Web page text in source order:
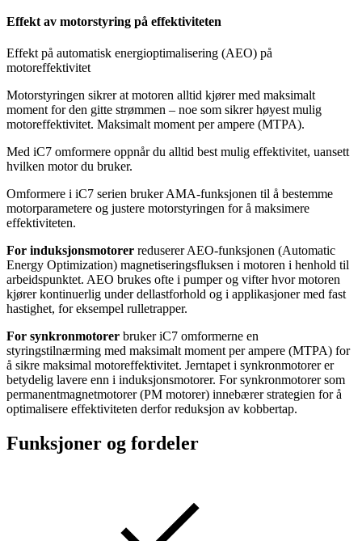
Effekt av motorstyring på effektiviteten
Effekt på automatisk energioptimalisering (AEO) på
motoreffektivitet
Motorstyringen sikrer at motoren alltid kjører med maksimalt
moment for den gitte strømmen – noe som sikrer høyest mulig
motoreffektivitet. Maksimalt moment per ampere (MTPA).
Med iC7 omformere oppnår du alltid best mulig effektivitet, uansett
hvilken motor du bruker.
Omformere i iC7 serien bruker AMA-funksjonen til å bestemme
motorparametere og justere motorstyringen for å maksimere
effektiviteten.
For induksjonsmotorer reduserer AEO-funksjonen (Automatic
Energy Optimization) magnetiseringsfluksen i motoren i henhold til
arbeidspunktet. AEO brukes ofte i pumper og vifter hvor motoren
kjører kontinuerlig under dellastforhold og i applikasjoner med fast
hastighet, for eksempel rulletrapper.
For synkronmotorer bruker iC7 omformerne en
styringstilnærming med maksimalt moment per ampere (MTPA) for
å sikre maksimal motoreffektivitet. Jerntapet i synkronmotorer er
betydelig lavere enn i induksjonsmotorer. For synkronmotorer som
permanentmagnetmotorer (PM motorer) innebærer strategien for å
optimalisere effektiviteten derfor reduksjon av kobbertap.
Funksjoner og fordeler